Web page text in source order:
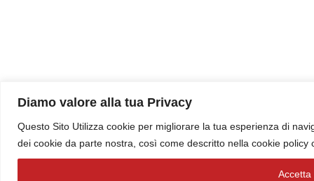
Diamo valore alla tua Privacy
Questo Sito Utilizza cookie per migliorare la tua esperienza di
dei cookie da parte nostra, così come descritto nella cookie policy
Accetta